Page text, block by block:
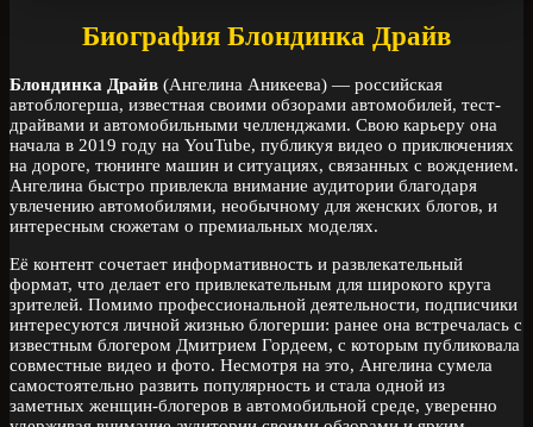
Биография Блондинка Драйв
Блондинка Драйв (Ангелина Аникеева) — российская
автоблогерша, известная своими обзорами автомобилей, тест-
драйвами и автомобильными челленджами. Свою карьеру она
начала в 2019 году на YouTube, публикуя видео о приключениях
на дороге, тюнинге машин и ситуациях, связанных с вождением.
Ангелина быстро привлекла внимание аудитории благодаря
увлечению автомобилями, необычному для женских блогов, и
интересным сюжетам о премиальных моделях.
Её контент сочетает информативность и развлекательный
формат, что делает его привлекательным для широкого круга
зрителей. Помимо профессиональной деятельности, подписчики
интересуются личной жизнью блогерши: ранее она встречалась с
известным блогером Дмитрием Гордеем, с которым публиковала
совместные видео и фото. Несмотря на это, Ангелина сумела
самостоятельно развить популярность и стала одной из
заметных женщин-блогеров в автомобильной среде, уверенно